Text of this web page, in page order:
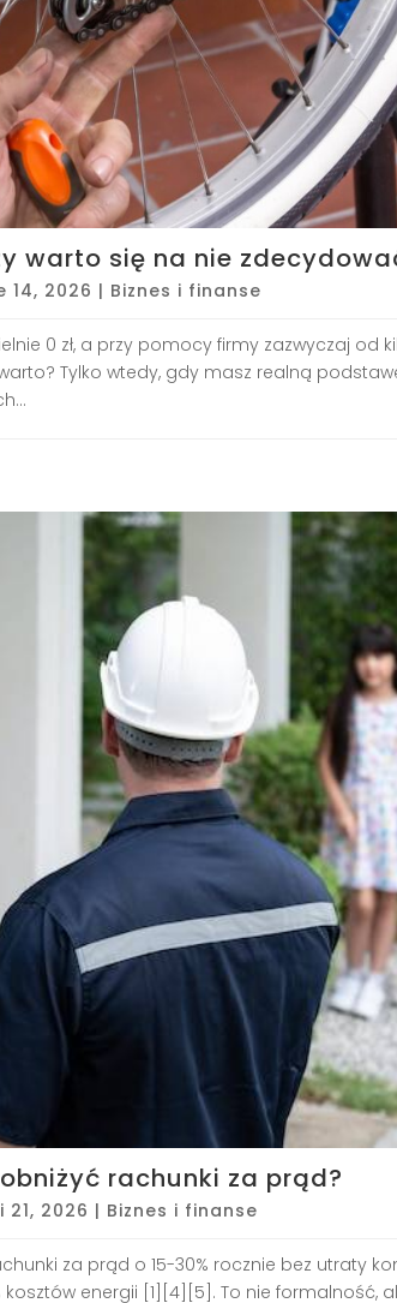
warto się na nie
14, 2026 | Biznes i finanse
0 zł, a przy pomocy firmy zazwyczaj od
warto? Tylko wtedy, gdy masz realną
rachunki za prąd?
21, 2026 | Biznes i finanse
za prąd o 15-30% rocznie bez utraty
energii [1][4][5]. To nie formalność,